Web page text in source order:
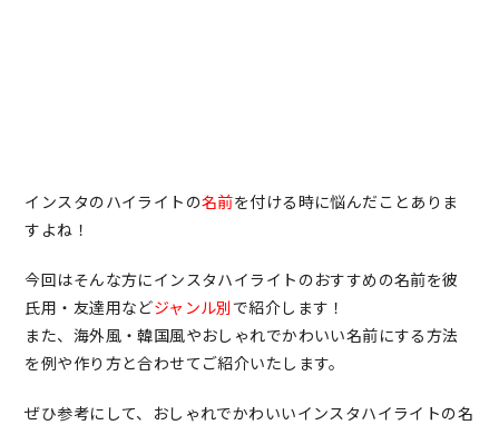
インスタのハイライトの名前を付ける時に悩んだことありま
すよね！
今回はそんな方にインスタハイライトのおすすめの名前を彼
氏用・友達用などジャンル別 で紹介します！
また、海外風・韓国風やおしゃれでかわいい名前にする方法
を例や作り方と合わせてご紹介いたします。
ぜひ参考にして、おしゃれでかわいいインスタハイライトの名